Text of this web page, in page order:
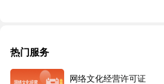
热门服务
网络文化经营许可证